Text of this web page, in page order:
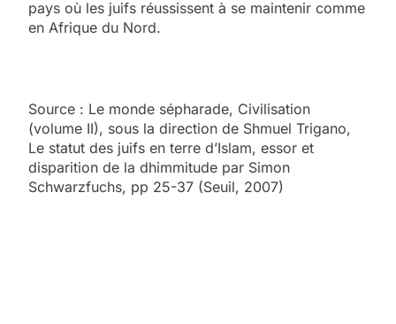
pays où les juifs réussissent à se maintenir comme
en Afrique du Nord.
Source : Le monde sépharade, Civilisation
(volume II), sous la direction de Shmuel Trigano,
Le statut des juifs en terre d’Islam, essor et
disparition de la dhimmitude par Simon
Schwarzfuchs, pp 25-37 (Seuil, 2007)